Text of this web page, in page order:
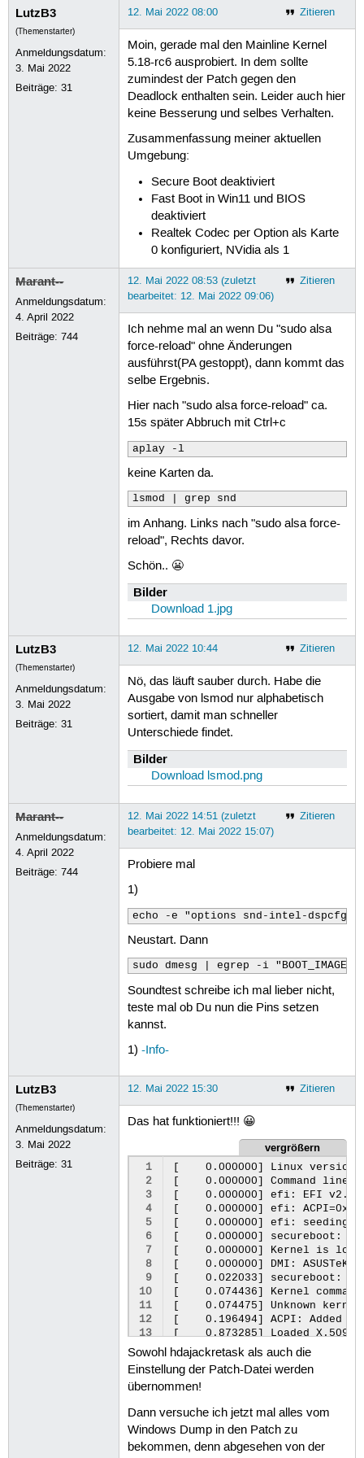
[  363.772005]
[  363.772006]  ?
[  363.772010]
[  363.772012]  snd_card_free+0x9c/
[  363.772018]
[  363.772028]
[  363.772035]
[  363.772041]
[  363.772053]
[  363.772055]
[  363.772057]
[  363.772065]
[  363.772069]
[  363.772071]  sysfs_kf_write+0x3b/
[  363.772073]
[  363.772074]
[  363.772077]  vfs_write+0x1cd/
[  363.772078]  ksys_write+0x67/
[  363.772080]
[  363.772080]  do_syscall_64+0x59/
[  363.772083]  ?
[  363.772085]  ?
[  363.772086]  ?
[  363.772088]  ?
[  363.772089]  ?
[  363.772090]  ?
[  363.772090]  ?
[  363.772092]
[  363.772094] RIP:
[  363.772095] RSP:
[  363.772097] RAX: ffffffffffffffda
[  363.772098] RDX:
[  363.772099] RBP:
[  363.772099] R10:
[  363.772101]  </TASK>
LutzB3
(Themenstarter)
Anmeldungsdatum:
3. Mai 2022
Beiträge:31
Zitieren
12. Mai 2022 08:00
Moin, gerade mal den Mainline Kernel
5.18-rc6 ausprobiert. In dem sollte
zumindest der Patch gegen den
Deadlock enthalten sein. Leider auch hier
keine Besserung und selbes Verhalten.
Zusammenfassung meiner aktuellen
Umgebung:
Secure Boot deaktiviert
Fast Boot in Win11 und BIOS
deaktiviert
Realtek Codec per Option als Karte
0 konfiguriert, NVidia als 1
Marant--
Anmeldungsdatum:
4. April 2022
Beiträge:744
Zitieren
12. Mai 2022 08:53 (zuletzt
bearbeitet: 12. Mai 2022 09:06)
Ich nehme mal an wenn Du "sudo alsa
force-reload" ohne Änderungen
ausführst(PA gestoppt), dann kommt das
selbe Ergebnis.
Hier nach "sudo alsa force-reload" ca.
15s später Abbruch mit Ctrl+c
aplay -l
keine Karten da.
lsmod | grep snd
im Anhang. Links nach "sudo alsa force-
reload", Rechts davor.
Schön.. 😬
Bilder
Download 1.jpg
LutzB3
(Themenstarter)
Anmeldungsdatum:
3. Mai 2022
Beiträge:31
Zitieren
12. Mai 2022 10:44
Nö, das läuft sauber durch. Habe die
Ausgabe von lsmod nur alphabetisch
sortiert, damit man schneller
Unterschiede findet.
Bilder
Download lsmod.png
Marant--
Anmeldungsdatum:
4. April 2022
Beiträge:744
Zitieren
12. Mai 2022 14:51 (zuletzt
bearbeitet: 12. Mai 2022 15:07)
Probiere mal
1)
echo -e "options snd-intel-dspcfg
Neustart. Dann
sudo dmesg | egrep -i
Soundtest schreibe ich mal lieber nicht,
teste mal ob Du nun die Pins setzen
kannst.
1) -Info-
LutzB3
(Themenstarter)
Anmeldungsdatum:
3. Mai 2022
Beiträge:31
Zitieren
12. Mai 2022 15:30
Das hat funktioniert!!! 😀
vergrößern
1
2
3
4
5
6
7
8
9
10
11
12
13
14
16
17
19
20
21
[    0.000000] Linux version
[    0.000000] Command line:
[    0.000000] efi: EFI v2.70
[    0.000000] efi:
[    0.000000] efi: seeding
[    0.000000] secureboot:
[    0.000000] Kernel is
[    0.000000] DMI: ASUSTeK
[    0.022033] secureboot:
[    0.074436] Kernel
[    0.074475] Unknown
[    0.196494] ACPI: Added
[    0.873285] Loaded X.509
[    0.877135] integrity: Loaded
[    0.975886]
[    1.048349] pci
[    2.594484] snd_hda_intel
[    2.596306] snd_hda_intel
[    2.597242] snd_hda_intel
[    2.597252] snd_hda_intel
Sowohl hdajackretask als auch die
Einstellung der Patch-Datei werden
übernommen!
Dann versuche ich jetzt mal alles vom
Windows Dump in den Patch zu
bekommen, denn abgesehen von der